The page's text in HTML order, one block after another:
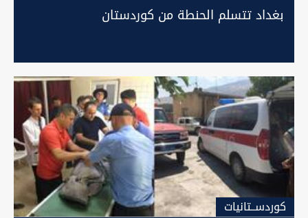
بغداد تتسلم الحنطة من كوردستان
كوردســتانيات